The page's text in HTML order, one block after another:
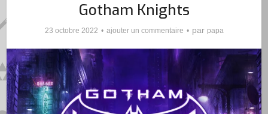
Gotham Knights
23 octobre 2022 ajouter un commentaire par papa